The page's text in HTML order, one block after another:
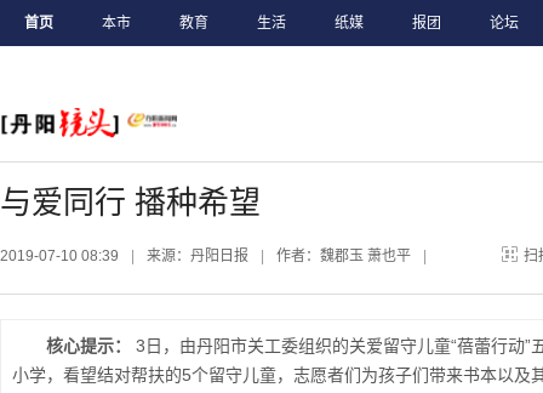
首页 本市 教育 生活 纸媒 报团 论坛
与爱同行 播种希望
2019-07-10 08:39 来源：丹阳日报 作者：魏郡玉 萧也平 扫
核心提示：
3日，由丹阳市关工委组织的关爱留守儿童“蓓蕾行动”
小学，看望结对帮扶的5个留守儿童，志愿者们为孩子们带来书本以及